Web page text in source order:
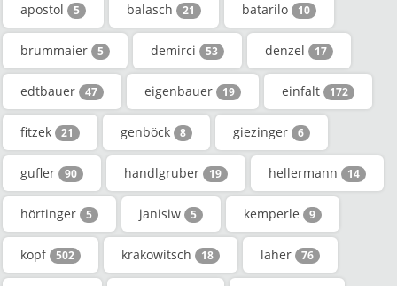
apostol 5 balasch 21 batarilo 10
brummaier 5 demirci 53 denzel 17
edtbauer 47 eigenbauer 19 einfalt 172
fitzek 21 genböck 8 giezinger 6
gufler 90 handlgruber 19 hellermann 14
hörtinger 5 janisiw 5 kemperle 9
kopf 502 krakowitsch 18 laher 76